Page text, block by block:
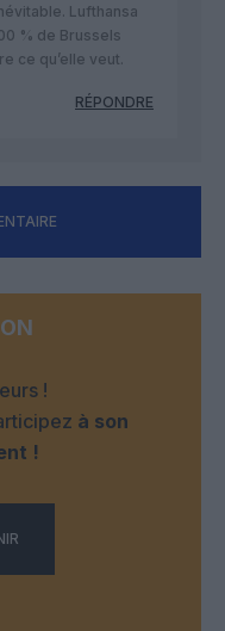
Lufthansa
% de Brussels
ce qu’elle veut.
RÉPONDRE
!
à son
!